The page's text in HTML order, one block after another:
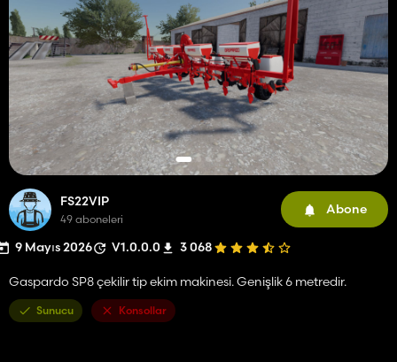
FS22VIP
49 aboneleri
Abone
9 Mayıs 2026 V1.0.0.0 3 068
Gaspardo SP8 çekilir tip ekim makinesi. Genişlik 6 metredir.
Sunucu Konsollar